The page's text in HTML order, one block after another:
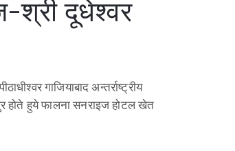
श्री दूधेश्वर
गाजियाबाद अन्तर्राष्ट्रीय
होते हुये फालना सनराइज होटल खेत